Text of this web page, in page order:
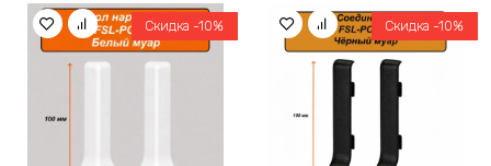
680,00 ₽.
960,00 ₽.
Скидка -10% Скидка -10%